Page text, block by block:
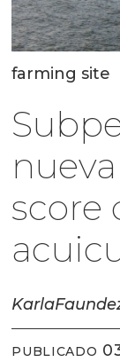
farming site
score
Karla
PUBLICADO